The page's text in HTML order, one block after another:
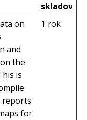
skladování
on
and
the
is
reports
for
1 rok